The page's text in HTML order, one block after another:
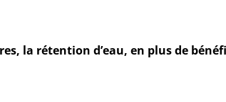
la rétention d’eau, en plus de